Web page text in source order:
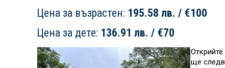
Цена за възрастен: 195.58 лв. / €100
Цена за дете: 136.91 лв. / €70
ще